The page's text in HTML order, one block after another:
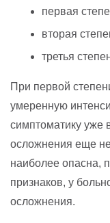
первая
вторая
третья
При первой
умеренную
симптоматику уже
осложнения еще не
наиболее опасна,
признаков, у
осложнения.